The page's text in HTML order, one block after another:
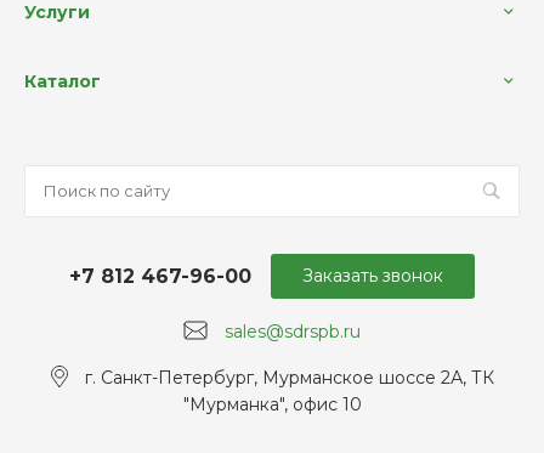
Услуги
Каталог
sales@sdrspb.ru
+7 812 467-96-00
г. Санкт-Петербург, Мурманское шоссе 2А, ТК
"Мурманка", офис 10
Заказать звонок